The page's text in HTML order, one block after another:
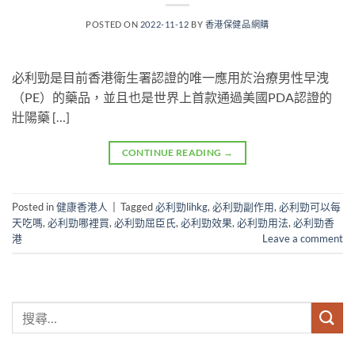
POSTED ON 2022-11-12 BY 香港保健品網購
必利勁是目前香港衛生署認證的唯一應用於治療男性早洩
（PE）的藥品，並且也是世界上首款通過美國PDA認證的
壯陽藥 […]
CONTINUE READING →
Posted in健康香港人 Tagged必利勁lihkg,必利勁副作用,必利勁可以每
天吃嗎,必利勁哪裡買,必利勁屈臣氏,必利勁效果,必利勁用法,必利勁香
港
Leave a comment